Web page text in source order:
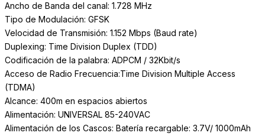
Ancho de Banda del canal: 1.728 MHz
Tipo de Modulación: GFSK
Velocidad de Transmisión: 1.152 Mbps (Baud rate)
Duplexing: Time Division Duplex (TDD)
Codificación de la palabra: ADPCM / 32Kbit/s
Acceso de Radio Frecuencia:Time Division Multiple Access
(TDMA)
Alcance: 400m en espacios abiertos
Alimentación: UNIVERSAL 85-240VAC
Alimentación de los Cascos: Batería recargable: 3.7V/ 1000mAh